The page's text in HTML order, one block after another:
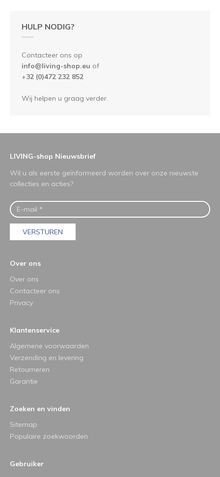
HULP NODIG?
Contacteer ons op
info@living-shop.eu of
+32 (0)472 232 852
Wij helpen u graag verder.
LIVING-shop Nieuwsbrief
Wil u als eerste geïnformeerd worden over onze nieuwste
collecties en acties?
VERSTUREN
Over ons
Over ons
Contacteer ons
Privacy
Klantenservice
Algemene voorwaarden
Verzending en levering
Retourneren
Garantie
Zoeken en vinden
Sitemap
Populaire zoekwoorden
Gebruiker